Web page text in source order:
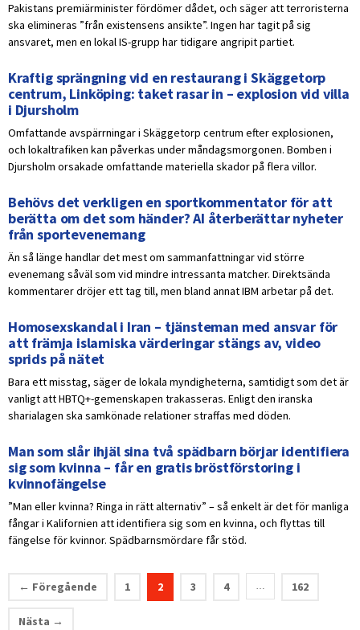
Pakistans premiärminister fördömer dådet, och säger att terroristerna
ska elimineras ”från existensens ansikte”. Ingen har tagit på sig
ansvaret, men en lokal IS-grupp har tidigare angripit partiet.
Kraftig sprängning vid en restaurang i Skäggetorp
centrum, Linköping: taket rasar in – explosion vid villa
i Djursholm
Omfattande avspärrningar i Skäggetorp centrum efter explosionen,
och lokaltrafiken kan påverkas under måndagsmorgonen. Bomben i
Djursholm orsakade omfattande materiella skador på flera villor.
Behövs det verkligen en sportkommentator för att
berätta om det som händer? AI återberättar nyheter
från sportevenemang
Än så länge handlar det mest om sammanfattningar vid större
evenemang såväl som vid mindre intressanta matcher. Direktsända
kommentarer dröjer ett tag till, men bland annat IBM arbetar på det.
Homosexskandal i Iran – tjänsteman med ansvar för
att främja islamiska värderingar stängs av, video
sprids på nätet
Bara ett misstag, säger de lokala myndigheterna, samtidigt som det är
vanligt att HBTQ+-gemenskapen trakasseras. Enligt den iranska
sharialagen ska samkönade relationer straffas med döden.
Man som slår ihjäl sina två spädbarn börjar identifiera
sig som kvinna – får en gratis bröstförstoring i
kvinnofängelse
”Man eller kvinna? Ringa in rätt alternativ” – så enkelt är det för manliga
fångar i Kalifornien att identifiera sig som en kvinna, och flyttas till
fängelse för kvinnor. Spädbarnsmördare får stöd.
← Föregående 1 2 3 4 … 162
Nästa →